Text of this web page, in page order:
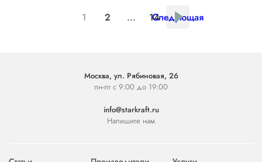
1 2 ... 14
Следующая
Москва, ул. Рябиновая, 26
пн-пт с 9:00 до 19:00
info@starkraft.ru
Напишите нам